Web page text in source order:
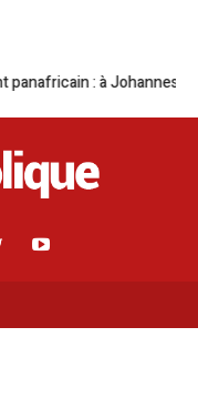
Aimé Boji